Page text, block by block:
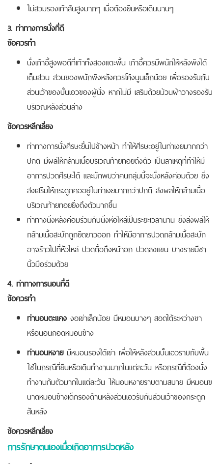
ไม่สวมรองเท้าส้นสูงมากๆ เมื่อต้องยืนหรือเดินนานๆ
3. ท่าทางการนั่งที่ดี
ข้อควรทำ
นั่งเก้าอี้สูงพอดีที่เท้าทั้งสองแตะพื้น เก้าอี้ควรมีพนักให้หลังพิงได้
เต็มส่วน ส่วนของพนักพิงหลังควรโค้งนูนเล็กน้อย เพื่อรองรับกับ
ส่วนเว้าของบั้นเอวของผู้นั่ง หากไม่มี เสริมด้วยม้วนผ้าวางรองรับ
บริเวณหลังส่วนล่าง
ข้อควรหลีกเลี่ยง
ท่าทางการนั่งศีรษะยื่นไปข้างหน้า ทำให้ศีรษะอยู่ในท่าเงยมากกว่า
ปกติ มีผลให้กล้ามเนื้อบริเวณท้ายทอยตึงตัว เป็นสาเหตุที่ทำให้มี
อาการปวดศีรษะได้ และมักพบว่าคนกลุ่มนี้จะนั่งหลังค่อมด้วย ยิ่ง
ส่งเสริมให้กระดูกคออยู่ในท่าเงยมากกว่าปกติ ส่งผลให้กล้ามเนื้อ
บริเวณท้ายทอยยิ่งตึงตัวมากขึ้น
ท่าทางนั่งหลังค่อมร่วมกับนั่งห่อไหล่เป็นระยะเวลานาน ยิ่งส่งผลให้
กล้ามเนื้อสะบักถูกยืดยาวออก ทำให้มีอาการปวดกล้ามเนื้อสะบัก
อาจร้าวไปที่หัวไหล่ ปวดตื้อถึงหน้าอก ปวดลงแขน บางรายมีชา
นิ้วมือร่วมด้วย
4. ท่าทางการนอนที่ดี
ข้อควรทำ
ท่านอนตะแคง งอเข่าเล็กน้อย มีหมอนบางๆ สอดใต้ระหว่างขา
หรือนอนกอดหมอนข้าง
ท่านอนหงายมีหมอนรองใต้เข่า เพื่อให้หลังส่วนบั้นเอวราบกับพื้น
ใช้ในกรณีที่ยืนหรือเดินทำงานมากในแต่ละวัน หรือกรณีที่ต้องนั่ง
ทำงานก้มตัวมากในแต่ละวัน ให้นอนหงายราบตามสบาย มีหมอนข
นาดหมอนข้างเด็กรองด้านหลังส่วนเอวรับกับส่วนเว้าของกระดูก
สันหลัง
ข้อควรหลีกเลี่ยง
การรักษาตนเองเมื่อเกิดอาการปวดหลัง